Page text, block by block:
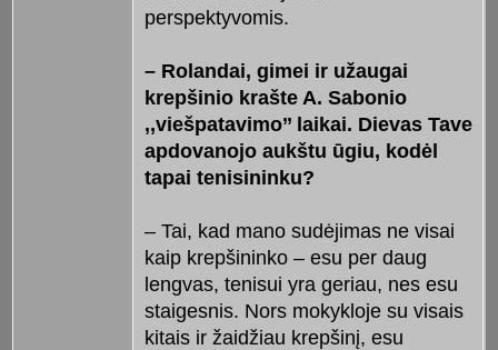
perspektyvomis.
– Rolandai, gimei ir užaugai
krepšinio krašte A. Sabonio
,,viešpatavimo’’ laikai. Dievas Tave
apdovanojo aukštu ūgiu, kodėl
tapai tenisininku?
– Tai, kad mano sudėjimas ne visai
kaip krepšininko – esu per daug
lengvas, tenisui yra geriau, nes esu
staigesnis. Nors mokykloje su visais
kitais ir žaidžiau krepšinį, esu